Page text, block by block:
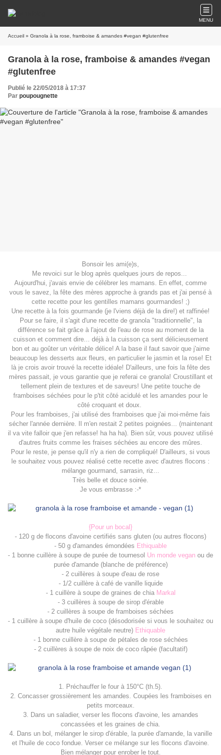
MENU
Accueil » Granola à la rose, framboise & amandes #vegan #glutenfree
Granola à la rose, framboise & amandes #vegan
#glutenfree
Publié le 22/05/2018 à 17:37
Par poupougnette
Bonsoir les ami(e)s,
Me revoici sur le blog après quelques jours de repos...
Aujourd'hui, j'avais envie de célébrer les mamans. En effet, comme
vous le savez, la fête des mères approche à grands pas et j'ai pensé à
cette recette pour les gentilles mamans gourmandes! ;)
Une recette à la fois gourmande (je l'viens déjà de la dire!) et raffinée!
Pour se faire, il s'agit d'une recette de granola "traditionnelle", la
différence se fait grâce à l'ajout de l'eau de rose au moment de la
cuisson et comment dire... déjà à la cuisson ça sent délicieusement
bon et au goûter un véritable délice! A la base il faut savoir que j'aime
beaucoup les desserts aux fleurs, en particulier le jasmin et la rose! Et
là je crois avoir trouvé la recette idéale! D'ailleurs, une fois la fête des
mères passait, je vous garantie que je referai ce granola! Croustillant et
tellement plein de textures et de saveurs! Une petite touche de
framboises séchées pour le p'tit côté acidulé et les amandes pour le
côté croquant et doux.
Pour les framboises, j'ai utilisé des framboises que j'ai moi-même fais
sécher l'année dernière. Il m'en restait 2 petites poignées... (maintenant
il va vite falloir que j'en refasse! ha ha ha). Bien sûr, vous pouvez utilisé
d'autres fruits comme les fraises séchées au encore des mûres.
Pour le reste, je pense qu'il n'y a rien de compliqué! D'ailleurs, si vous
le souhaitez vous pouvez réalisé cette recette avec d'autres flocons :
mélange gourmand, sarrasin, riz...
Très belle et douce soirée.
Je vous embrasse :-*
{Pour un bocal}
- 120 g de flocons d'avoine certifiés sans gluten (ou autres flocons)
- 50 g d'amandes émondées Ethiquable
- 1 bonne cuillère à soupe de purée de tournesol Un monde vegan ou de
purée d'amande (blanche de préférence)
- 2 cuillères à soupe d'eau de rose
- 1/2 cuillère à café de vanille liquide
- 1 cuillère à soupe de graines de chiaMarkal
- 3 cuillères à soupe de sirop d'érable
- 2 cuillères à soupe de framboises séchées
- 1 cuillère à soupe d'huile de coco (désodorisée si vous le souhaitez ou
autre huile végétale neutre) Ethiquable
- 1 bonne cuillère à soupe de pétales de rose séchées
- 2 cuillères à soupe de noix de coco râpée (facultatif)
1. Préchauffer le four à 150°C (th.5).
2. Concasser grossièrement les amandes. Coupées les framboises en
petits morceaux.
3. Dans un saladier, verser les flocons d'avoine, les amandes
concassées et les graines de chia.
4. Dans un bol, mélanger le sirop d'érable, la purée d'amande, la vanille
et l'huile de coco fondue. Verser ce mélange sur les flocons d'avoine.
Bien mélanger pour enrober le tout.